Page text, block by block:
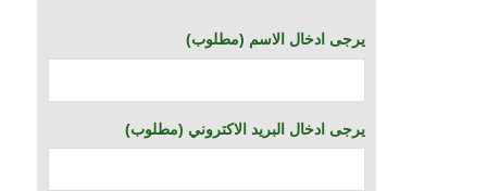
(يرجى ادخال الاسم (مطلوب
(يرجى ادخال البريد الاكتروني (مطلوب